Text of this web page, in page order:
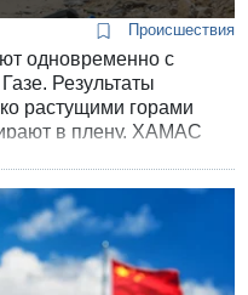
Происшествия
одновременно с
Результаты
растущими горами
в плену, ХАМАС
«Зачистка севера
сегодня The Wall